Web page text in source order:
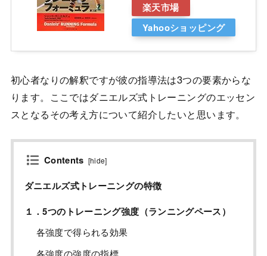
楽天市場
Yahooショッピング
初心者なりの解釈ですが彼の指導法は3つの要素からな
ります。ここではダニエルズ式トレーニングのエッセン
スとなるその考え方について紹介したいと思います。
Contents [hide]
ダニエルズ式トレーニングの特徴
１．5つのトレーニング強度（ランニングペース）
各強度で得られる効果
各強度の強度の指標